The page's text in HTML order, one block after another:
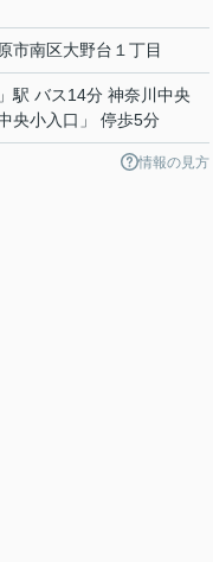
市南区大野台 １丁目
」駅 バス14分 神奈川中央
央小入口」 停歩5分
情報の見方